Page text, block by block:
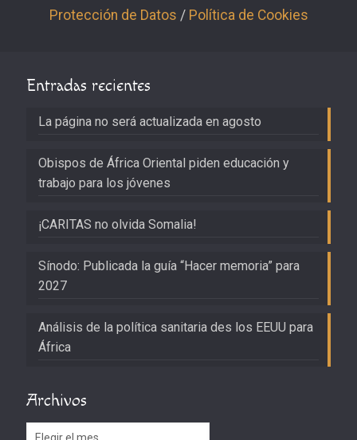
Protección de Datos / Política de Cookies
Entradas recientes
La página no será actualizada en agosto
Obispos de África Oriental piden educación y
trabajo para los jóvenes
¡CARITAS no olvida Somalia!
Sínodo: Publicada la guía “Hacer memoria” para
2027
Análisis de la política sanitaria des los EEUU para
África
Archivos
Archivos